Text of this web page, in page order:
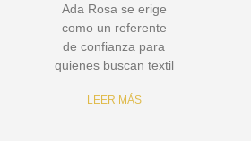
Ada Rosa se erige
como un referente
de confianza para
quienes buscan textil
LEER MÁS